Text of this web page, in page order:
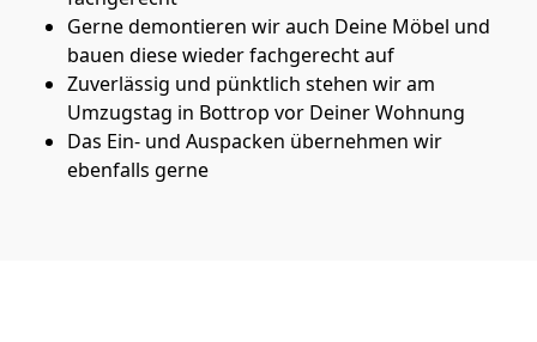
Gerne demontieren wir auch Deine Möbel und
bauen diese wieder fachgerecht auf
Zuverlässig und pünktlich stehen wir am
Umzugstag in Bottrop vor Deiner Wohnung
Das Ein- und Auspacken übernehmen wir
ebenfalls gerne